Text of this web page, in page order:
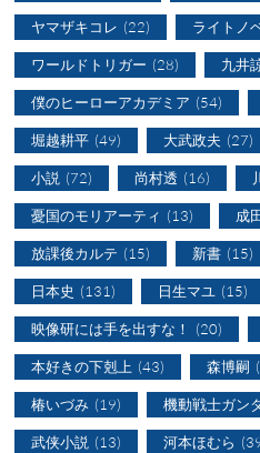
ヤマザキコレ (22) ライトノ
ワールドトリガー (28) 九井
僕のヒーローアカデミア (54)
堀越耕平 (49) 大武政夫 (27)
小説 (72) 尚村透 (16)
憂国のモリアーティ (13) 成
放課後カルテ (15) 新書 (15)
日本史 (131) 日生マユ (15)
映像研には手を出すな！ (20)
本好きの下剋上 (43) 森博嗣
椿いづみ (19) 機動戦士ガン
武侠小説 (13) 河本ほむら